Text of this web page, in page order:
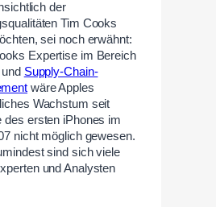
der
Tim Cooks
sei noch erwähnt:
Expertise im Bereich
Supply-Chain-
wäre Apples
Wachstum seit
des ersten iPhones im
nicht möglich gewesen.
sind sich viele
und Analysten